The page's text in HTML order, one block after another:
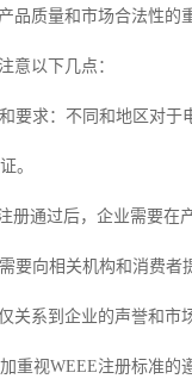
品质量和市场合法性的
意以下几点：
要求：不同和地区对
。
册通过后，企业需要在
要向相关机构和消费者
关系到企业的声誉和
重视WEEE注册标准的